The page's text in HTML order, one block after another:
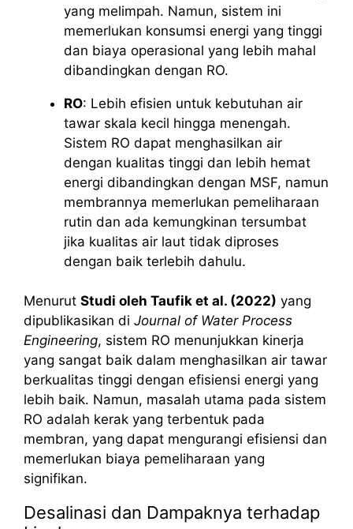
yang melimpah. Namun, sistem ini
memerlukan konsumsi energi yang tinggi
dan biaya operasional yang lebih mahal
dibandingkan dengan RO.
RO: Lebih efisien untuk kebutuhan air
tawar skala kecil hingga menengah.
Sistem RO dapat menghasilkan air
dengan kualitas tinggi dan lebih hemat
energi dibandingkan dengan MSF, namun
membrannya memerlukan pemeliharaan
rutin dan ada kemungkinan tersumbat
jika kualitas air laut tidak diproses
dengan baik terlebih dahulu.
Menurut Studi oleh Taufik et al. (2022) yang
dipublikasikan di Journal of Water Process
Engineering, sistem RO menunjukkan kinerja
yang sangat baik dalam menghasilkan air tawar
berkualitas tinggi dengan efisiensi energi yang
lebih baik. Namun, masalah utama pada sistem
RO adalah kerak yang terbentuk pada
membran, yang dapat mengurangi efisiensi dan
memerlukan biaya pemeliharaan yang
signifikan.
Desalinasi dan Dampaknya terhadap